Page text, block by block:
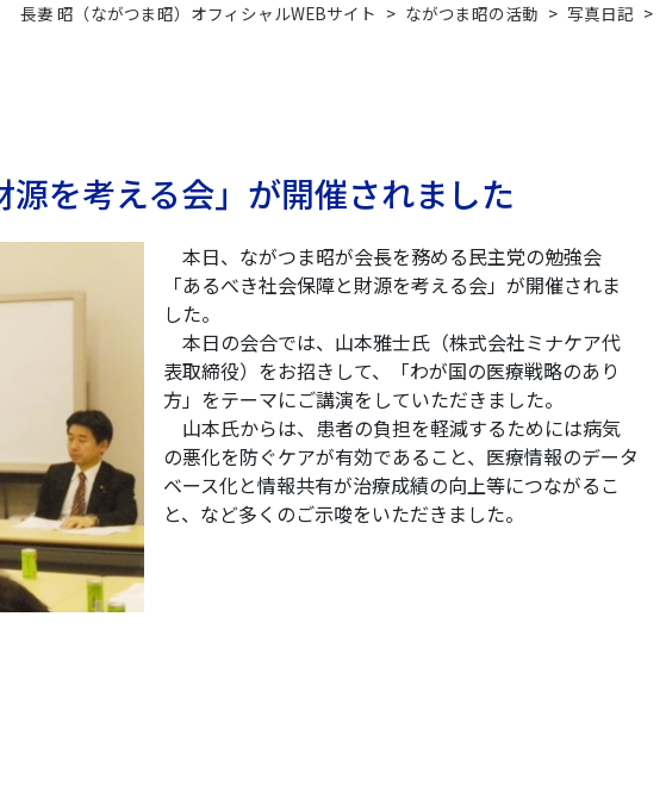
長妻 昭（ながつま昭）オフィシャルWEBサイト > ながつま昭の活動 > 写真日記 >
源を考える会」が開催されました
本日、ながつま昭が会長を務める民主党の勉強会
「あるべき社会保障と財源を考える会」が開催されま
した。
本日の会合では、山本雅士氏（株式会社ミナケア代
表取締役）をお招きして、「わが国の医療戦略のあり
方」をテーマにご講演をしていただきました。
山本氏からは、患者の負担を軽減するためには病気
の悪化を防ぐケアが有効であること、医療情報のデータ
ベース化と情報共有が治療成績の向上等につながるこ
と、など多くのご示唆をいただきました。